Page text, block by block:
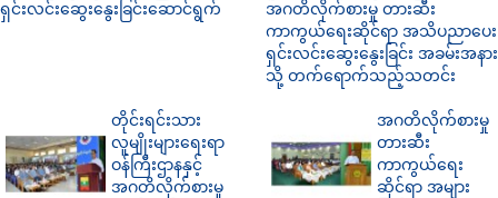
ရှင်းလင်းဆွေးနွေးခြင်းဆောင်ရွက်
အဂတိလိုက်စားမှု တားဆီး
ကာကွယ်ရေးဆိုင်ရာ အသိပညာပေး
ရှင်းလင်းဆွေးနွေးခြင်း အခမ်းအနား
သို့ တက်ရောက်သည့်သတင်း
တိုင်းရင်းသား
လူမျိုးများရေးရာ
ဝန်ကြီးဌာနနှင့်
အဂတိလိုက်စားမှု
အဂတိလိုက်စားမှု
တားဆီး
ကာကွယ်ရေး
ဆိုင်ရာ အများ